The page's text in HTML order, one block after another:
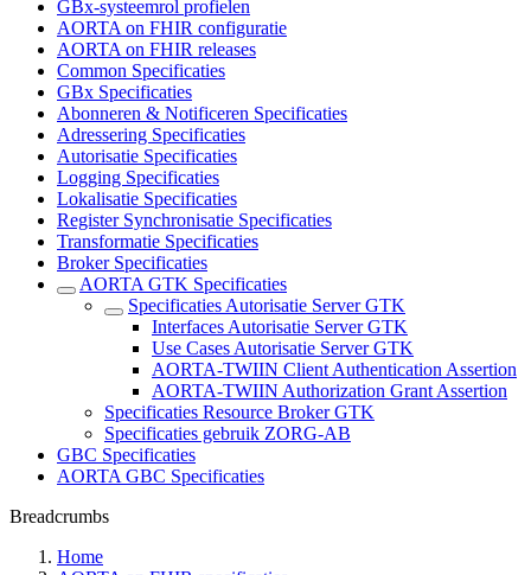
GBx-systeemrol profielen
AORTA on FHIR configuratie
AORTA on FHIR releases
Common Specificaties
GBx Specificaties
Abonneren & Notificeren Specificaties
Adressering Specificaties
Autorisatie Specificaties
Logging Specificaties
Lokalisatie Specificaties
Register Synchronisatie Specificaties
Transformatie Specificaties
Broker Specificaties
AORTA GTK Specificaties
Specificaties Autorisatie Server GTK
Interfaces Autorisatie Server GTK
Use Cases Autorisatie Server GTK
AORTA-TWIIN Client Authentication Assertion
AORTA-TWIIN Authorization Grant Assertion
Specificaties Resource Broker GTK
Specificaties gebruik ZORG-AB
GBC Specificaties
AORTA GBC Specificaties
Breadcrumbs
Home